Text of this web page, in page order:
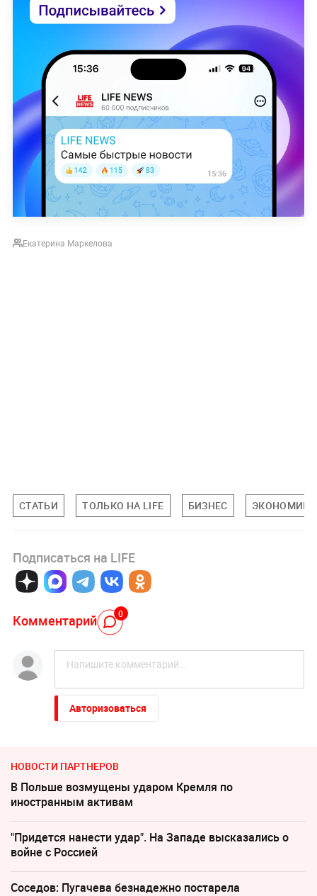
Екатерина Маркелова
СТАТЬИ ТОЛЬКО НА LIFE БИЗНЕС ЭКОНОМИКА
Подписаться на LIFE
Комментарий 0
Авторизоваться
НОВОСТИ ПАРТНЕРОВ
В Польше возмущены ударом Кремля по
иностранным активам
"Придется нанести удар". На Западе высказались о
войне с Россией
Соседов: Пугачева безнадежно постарела